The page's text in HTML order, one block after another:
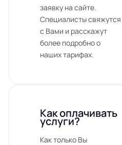
заявку на сайте.
Специалисты свяжутся
с Вами и расскажут
более подробно о
наших тарифах.
Как оплачивать
услуги?
Как только Вы